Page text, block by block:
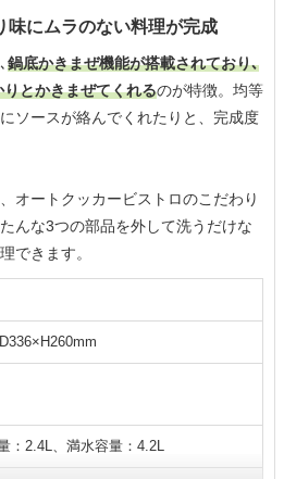
味にムラのない料理が完成
鍋底かきまぜ機能が搭載されており､
とかきまぜてくれるのが特徴。均等
ソースが絡んでくれたりと、完成度
オートクッカービストロのこだわり
んな3つの部品を外して洗うだけな
できます。
：2.4L、満水容量：4.2L